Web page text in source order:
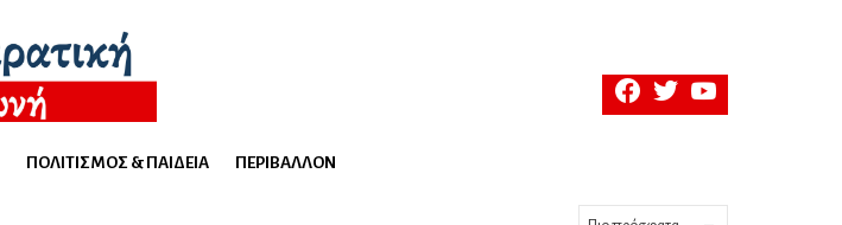
facebooktwitteryoutube
ΠΟΛΙΤΙΣΜΌΣ & ΠΑΙΔΕΊΑ ΠΕΡΙΒΆΛΛΟΝ